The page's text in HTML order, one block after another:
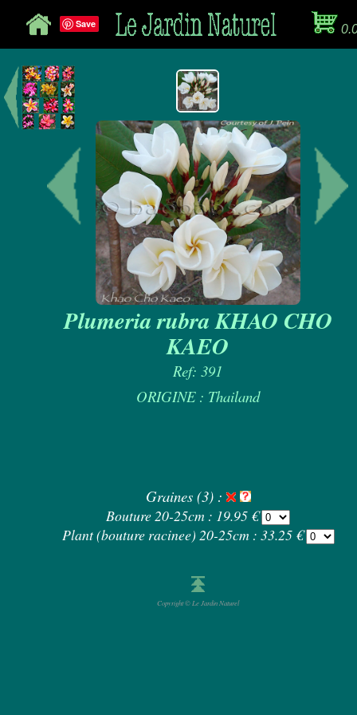
Save
Plumeria rubra KHAO CHO
KAEO
Ref: 391
ORIGINE : Thailand
Graines (3) :
Bouture 20-25cm : 19.95 €
Plant (bouture racinee) 20-25cm : 33.25 €
Copyright © Le Jardin Naturel